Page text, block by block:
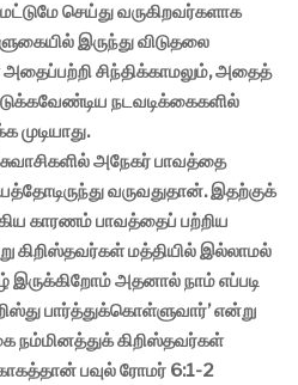
செய்து வருகிறவர்களாக
இருந்து விடுதலை
அதைப்பற்றி சிந்திக்காமலும், அதைத்
நடவடிக்கைகளில்
முடியாது.
அநேகர் பாவத்தை
வருவதுதான். இதற்குக்
காரணம் பாவத்தைப் பற்றிய
மத்தியில் இல்லாமல்
இருக்கிறோம் அதனால் நாம் எப்படி
பார்த்துக்கொள்ளுவார்’ என்று
கிறிஸ்தவர்கள்
பவுல் ரோமர் 6:1-2